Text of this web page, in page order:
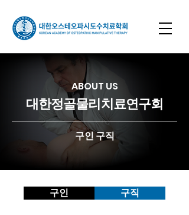
ABOUT US
​대한정골물리치료연구회
구인 구직
구인 구직